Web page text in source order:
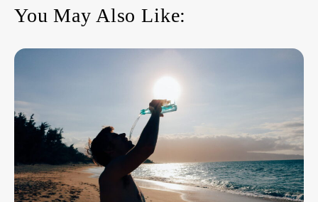
You May Also Like: